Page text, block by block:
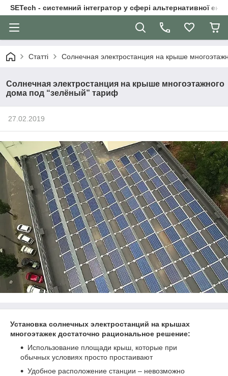
SETech - системний інтегратор у сфері альтернативної
Статті Солнечная электростанция на крыше
Солнечная электростанция на крыше многоэтажного
дома под “зелёный” тариф
27.02.2019
Установка солнечных электростанций на крышах
многоэтажек достаточно рациональное решение:
Использование площади крыш, которые при
обычных условиях просто простаивают
Удобное расположение станции – невозможно